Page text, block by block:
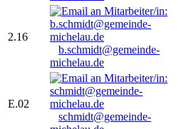
2.16
b.schmidt@gemeinde-
michelau.de
E.02
schmidt@gemeinde-